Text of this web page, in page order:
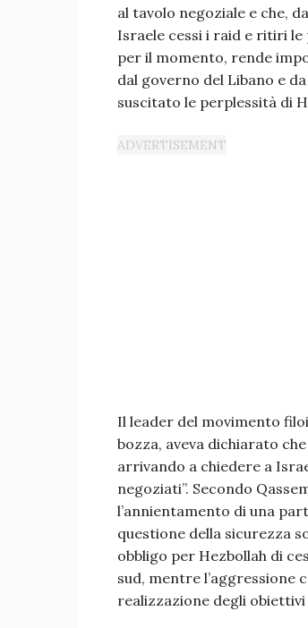
al tavolo negoziale e che,
Israele cessi i raid e ritiri
per il momento, rende
dal governo del Libano e
suscitato le perplessità di
Il leader del movimento
bozza, aveva dichiarato
arrivando a chiedere a
negoziati”. Secondo
l’annientamento di una
questione della sicurezza
obbligo per Hezbollah di
sud, mentre
realizzazione degli obiettivi